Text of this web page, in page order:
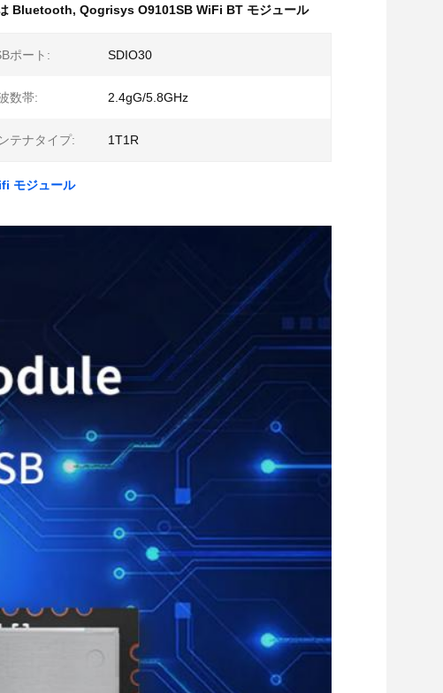
Bluetooth, Qogrisys O9101SB WiFi BT モジュール
ポート: SDIO30
数帯: 2.4gG/5.8GHz
テナタイプ: 1T1R
モジュール